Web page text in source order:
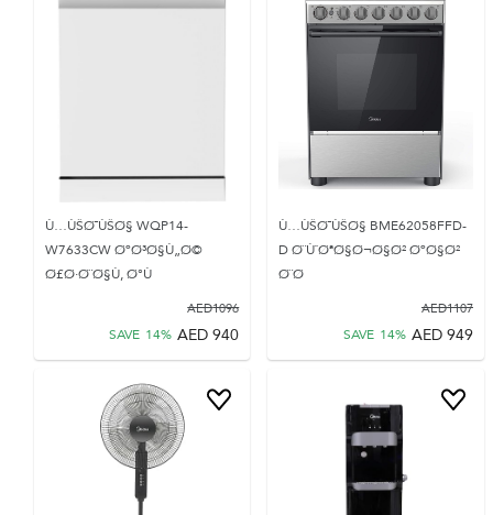
Ù…ÙŠØ¯ÙŠØ§ BME62058FFD-
D Ø¨ÙˆØªØ§Ø¬Ø§Ø² ØºØ§Ø²
Ø¨Ø
1107
AED
949
AED
SAVE 14%
Ù…ÙŠØ¯ÙŠØ§ WQP14-
W7633CW ØºØ³Ø§Ù„Ø©
Ø£Ø·Ø¨Ø§Ù‚ Ø°Ù
1096
AED
940
AED
SAVE 14%